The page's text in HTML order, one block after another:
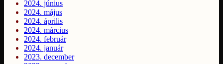
2024. június
2024. május
2024. április
2024. március
2024. február
2024. január
2023. december